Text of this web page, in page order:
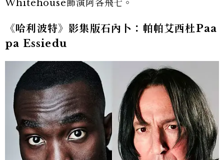
Whitehouse飾演阿各飛七。
《哈利波特》影集版石內卜：帕帕艾西杜Paa
pa Essiedu